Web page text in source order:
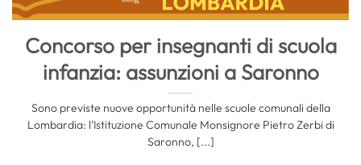
Concorso per insegnanti di scuola
infanzia: assunzioni a Saronno
Sono previste nuove opportunità nelle scuole comunali della
Lombardia: l’Istituzione Comunale Monsignore Pietro Zerbi di
Saronno, [...]